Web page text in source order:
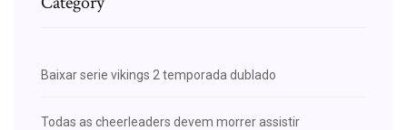
Baixar serie vikings 2 temporada dublado
Todas as cheerleaders devem morrer assistir